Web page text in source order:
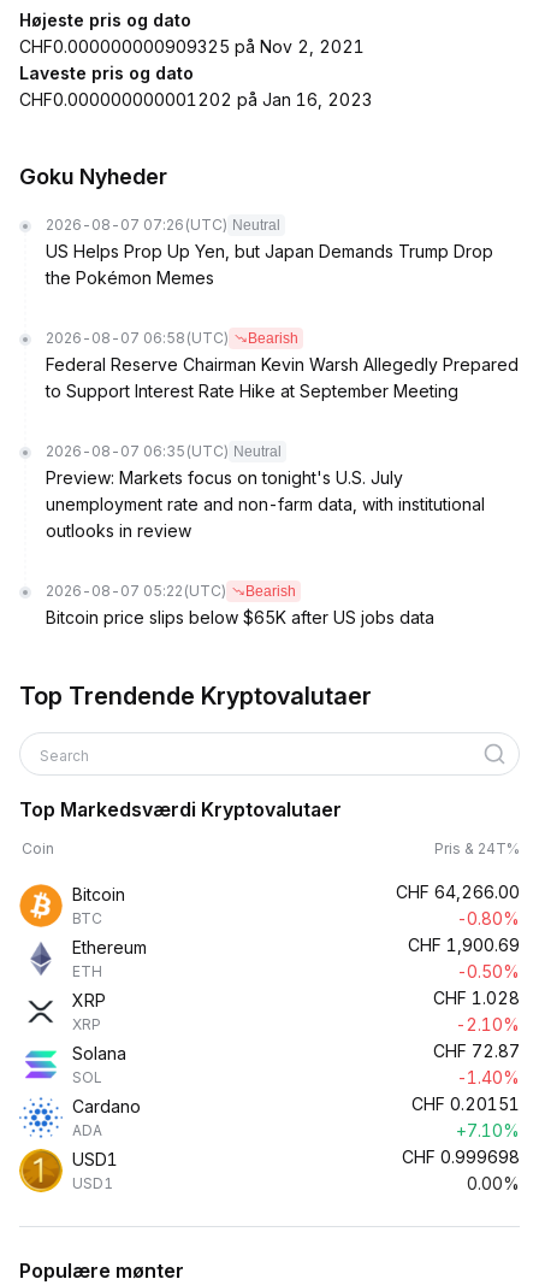
Højeste pris og dato
CHF0.000000000909325 på Nov 2, 2021
Laveste pris og dato
CHF0.000000000001202 på Jan 16, 2023
Goku Nyheder
2026-08-07 07:26 (UTC) Neutral
US Helps Prop Up Yen, but Japan Demands Trump Drop
the Pokémon Memes
2026-08-07 06:58 (UTC) Bearish
Federal Reserve Chairman Kevin Warsh Allegedly Prepared
to Support Interest Rate Hike at September Meeting
2026-08-07 06:35 (UTC) Neutral
Preview: Markets focus on tonight's U.S. July
unemployment rate and non-farm data, with institutional
outlooks in review
2026-08-07 05:22 (UTC) Bearish
Bitcoin price slips below $65K after US jobs data
Top Trendende Kryptovalutaer
Search
Top Markedsværdi Kryptovalutaer
Coin Pris & 24T%
Bitcoin
BTC
CHF 64,266.00
-0.80%
Ethereum
ETH
CHF 1,900.69
-0.50%
XRP
XRP
CHF 1.028
-2.10%
Solana
SOL
CHF 72.87
-1.40%
Cardano
ADA
CHF 0.20151
+7.10%
USD1
USD1
CHF 0.999698
0.00%
Populære mønter